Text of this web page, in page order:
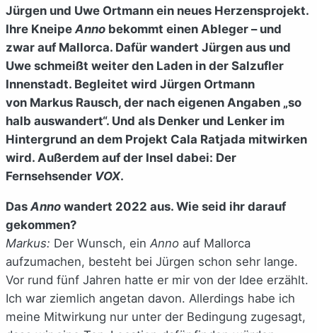
Jürgen und Uwe Ortmann ein neues Herzensprojekt.
Ihre Kneipe Anno bekommt einen Ableger – und
zwar auf Mallorca. Dafür wandert Jürgen aus und
Uwe schmeißt weiter den Laden in der Salzufler
Innenstadt. Begleitet wird Jürgen Ortmann
von Markus Rausch, der nach eigenen Angaben „so
halb auswandert“. Und als Denker und Lenker im
Hintergrund an dem Projekt Cala Ratjada mitwirken
wird. Außerdem auf der Insel dabei: Der
Fernsehsender VOX.
Das Anno wandert 2022 aus. Wie seid ihr darauf
gekommen?
Markus: Der Wunsch, ein Anno auf Mallorca
aufzumachen, besteht bei Jürgen schon sehr lange.
Vor rund fünf Jahren hatte er mir von der Idee erzählt.
Ich war ziemlich angetan davon. Allerdings habe ich
meine Mitwirkung nur unter der Bedingung zugesagt,